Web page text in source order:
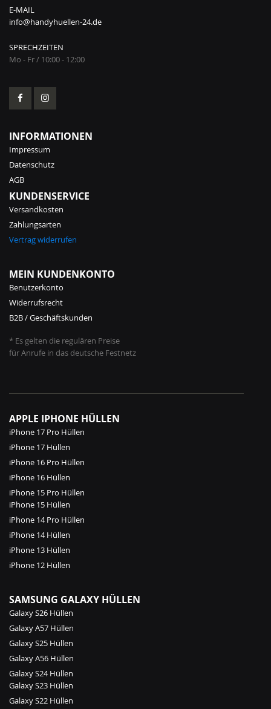
E-MAIL
info@handyhuellen-24.de
SPRECHZEITEN
Mo - Fr / 10:00 - 12:00
INFORMATIONEN
Impressum
Datenschutz
AGB
KUNDENSERVICE
Versandkosten
Zahlungsarten
Vertrag widerrufen
MEIN KUNDENKONTO
Benutzerkonto
Widerrufsrecht
B2B / Geschäftskunden
* Es gelten die regulären Preise
für Anrufe in das deutsche Festnetz
APPLE IPHONE HÜLLEN
iPhone 17 Pro Hüllen
iPhone 17 Hüllen
iPhone 16 Pro Hüllen
iPhone 16 Hüllen
iPhone 15 Pro Hüllen
iPhone 15 Hüllen
iPhone 14 Pro Hüllen
iPhone 14 Hüllen
iPhone 13 Hüllen
iPhone 12 Hüllen
SAMSUNG GALAXY HÜLLEN
Galaxy S26 Hüllen
Galaxy A57 Hüllen
Galaxy S25 Hüllen
Galaxy A56 Hüllen
Galaxy S24 Hüllen
Galaxy S23 Hüllen
Galaxy S22 Hüllen